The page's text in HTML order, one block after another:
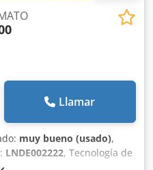
Llamar
muy bueno (usado),
LNDE002222, Tecnología de
foto, Negro mate, Cian,